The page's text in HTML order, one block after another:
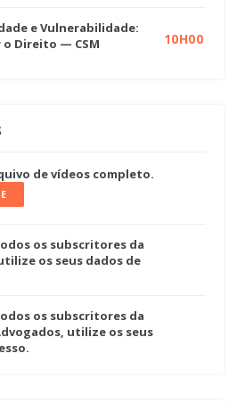
e Vulnerabilidade:
o Direito — CSM
10H00
de vídeos completo.
os subscritores da
utilize os seus dados de
os subscritores da
utilize os seus